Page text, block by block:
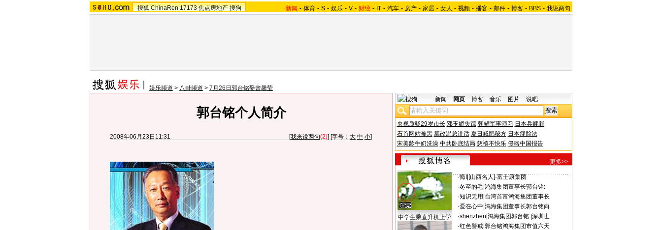
搜狐 ChinaRen 17173 焦点房地产 搜狗 新闻 - 体育 - S - 娱乐 - V - 财经 - IT - 汽车 - 房产 - 家居 - 女人 - 视频 - 播客 - 邮件 - 博客 - BBS - 我说两句
娱乐频道 > 八卦频道 > 7月26日郭台铭娶曾馨莹
郭台铭个人简介
2008年06月23日11:31 [我来说两句(2)] [字号： 大 中 小]
新闻 网页 博客 音乐 图片 说吧
央视质疑29岁市长 邓玉娇失踪 朝鲜军事演习 日本兵赎罪
石首网站被黑 篡改温总讲话 夏日减肥秘方 日本瘦脸法
宋美龄牛奶洗澡 中共卧底结局 慈禧不快乐 侵略中国报告
更多>>
中学生乘直升机上学
·悔!| [山西名人]-富士康集团
·冬至的毛| 鸿海集团董事长郭台铭:
·知识无用 台湾首富鸿海集团董事长
·爱在心中 鸿海集团董事长郭台铭向
·shenzhen 鸿海集团郭台铭 |深圳世
·红色警戒| 郭台铭鸿海集团市值六天